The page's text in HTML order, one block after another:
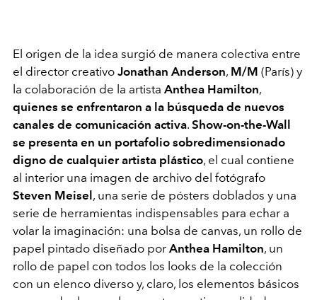
El origen de la idea surgió de manera colectiva entre
el director creativo Jonathan Anderson, M/M (París) y
la colaboración de la artista Anthea Hamilton,
quienes se enfrentaron a la búsqueda de nuevos
canales de comunicación activa. Show-on-the-Wall
se presenta en un portafolio sobredimensionado
digno de cualquier artista plástico, el cual contiene
al interior una imagen de archivo del fotógrafo
Steven Meisel , una serie de pósters doblados y una
serie de herramientas indispensables para echar a
volar la imaginación: una bolsa de canvas, un rollo de
papel pintado diseñado por Anthea Hamilton, un
rollo de papel con todos los looks de la colección
con un elenco diverso y, claro, los elementos básicos